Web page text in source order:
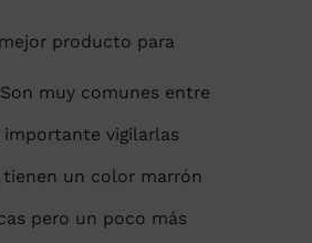
producto para
muy comunes entre
importante vigilarlas
tienen un color marrón
pero un poco más